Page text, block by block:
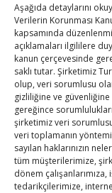
Aşağıda detaylarını
Verilerin Korunması
kapsamında
açıklamaları ilgililere
kanun çerçevesinde
saklı tutar. Şirketimiz
olup, veri sorumlusu
gizliliğine ve
gereğince
şirketimiz veri
veri toplamanın
sayılan haklarınızın
tüm müşterilerimize,
dönem
tedarikçilerimize,
Post Views:
Post
←TUTSO E-